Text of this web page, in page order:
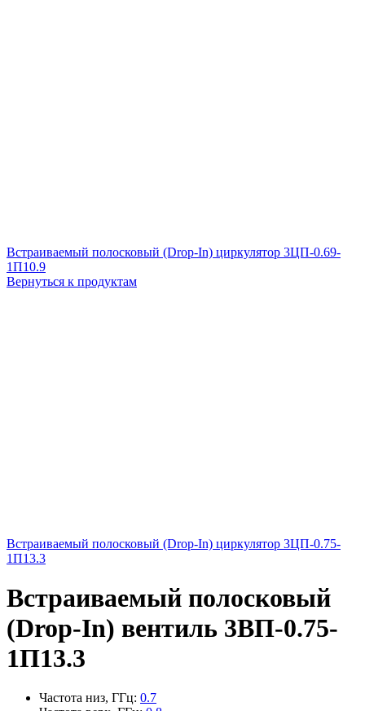
Встраиваемый полосковый (Drop-In) циркулятор 3ЦП-0.69-
1П10.9
Вернуться к продуктам
Встраиваемый полосковый (Drop-In) циркулятор 3ЦП-0.75-
1П13.3
Встраиваемый полосковый
(Drop-In) вентиль 3ВП-0.75-
1П13.3
Частота низ, ГГц: 0.7